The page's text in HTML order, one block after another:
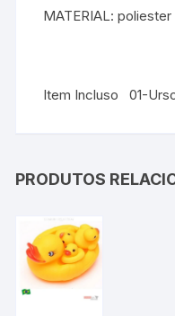
MATERIAL:
Item Incluso 01-
PRODUTOS